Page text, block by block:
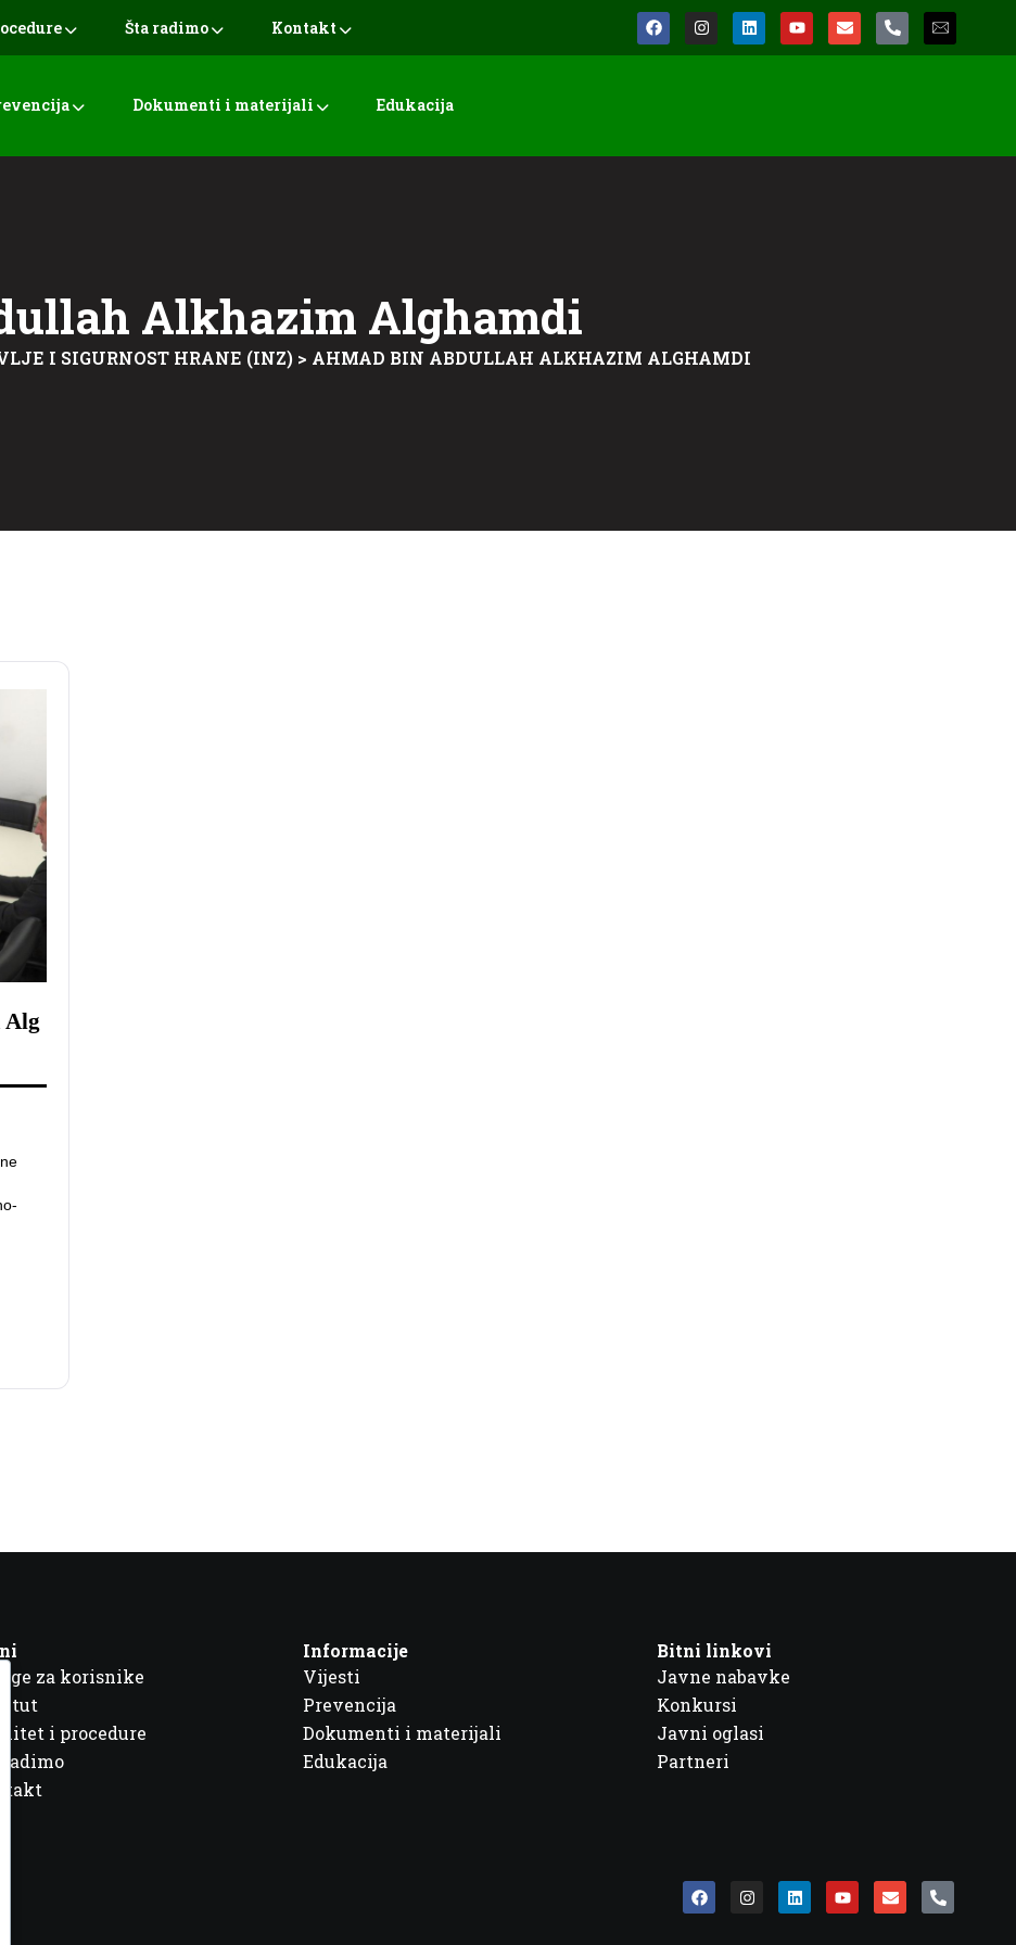
Šta radimo Kontakt
Dokumenti i materijali Edukacija
Alkhazim Alghamdi
I SIGURNOST HRANE (INZ) > AHMAD BIN ABDULLAH ALKHAZIM ALGHAMDI
Alg
za korisnike
i procedure
radimo
Informacije
Vijesti
Prevencija
Dokumenti i materijali
Edukacija
Bitni linkovi
Javne nabavke
Konkursi
Javni oglasi
Partneri